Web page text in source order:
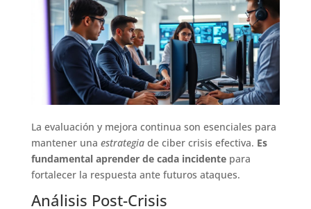
La evaluación y mejora continua son esenciales para
mantener una estrategiade ciber crisis efectiva. Es
fundamental aprender de cada incidentepara
fortalecer la respuesta ante futuros ataques.
Análisis Post-Crisis